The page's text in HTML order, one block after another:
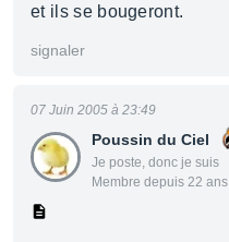
et ils se bougeront.
signaler
Poussin du Ciel
Je poste, donc je suis
Membre depuis 22 ans
07 Juin 2005 à 23:49